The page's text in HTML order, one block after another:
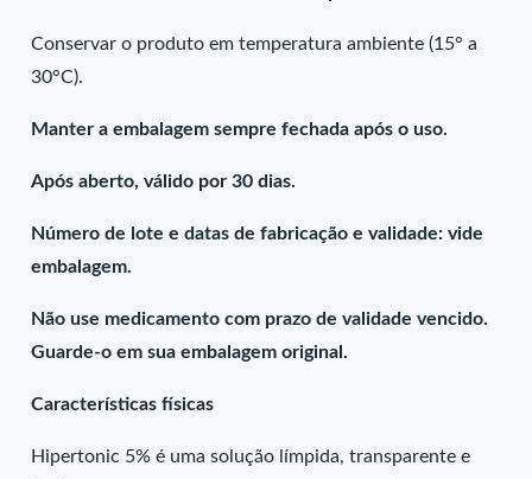
Conservar o produto em temperatura ambiente (15° a
30°C).
Manter a embalagem sempre fechada após o uso.
Após aberto, válido por 30 dias.
Número de lote e datas de fabricação e validade: vide
embalagem.
Não use medicamento com prazo de validade vencido.
Guarde-o em sua embalagem original.
Características físicas
Hipertonic 5% é uma solução límpida, transparente e